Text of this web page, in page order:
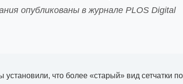
опубликованы в журнале PLOS Digital
установили, что более «старый» вид сетчатки